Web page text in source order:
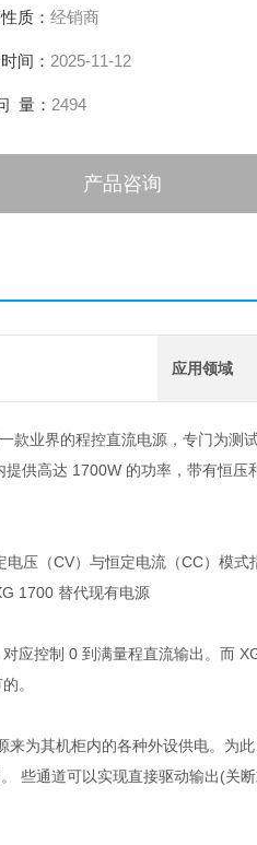
质： 经销商
间： 2025-11-12
量： 2494
产品咨询
应用领域
款业界的程控直流电源，专门为测
供高达 1700W 的功率，带有恒压
压（CV）与恒定电流（CC）模
1700 替代现有电源
应控制 0 到满量程直流输出。而
。
为其机柜内的各种外设供电。为
些通道可以实现直接驱动输出(关